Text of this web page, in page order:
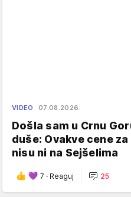
VIDEO 07.08.2026.
Došla sam u Crnu
duše: Ovakve cene
nisu ni na Sejšelima
7 · Reaguj 25